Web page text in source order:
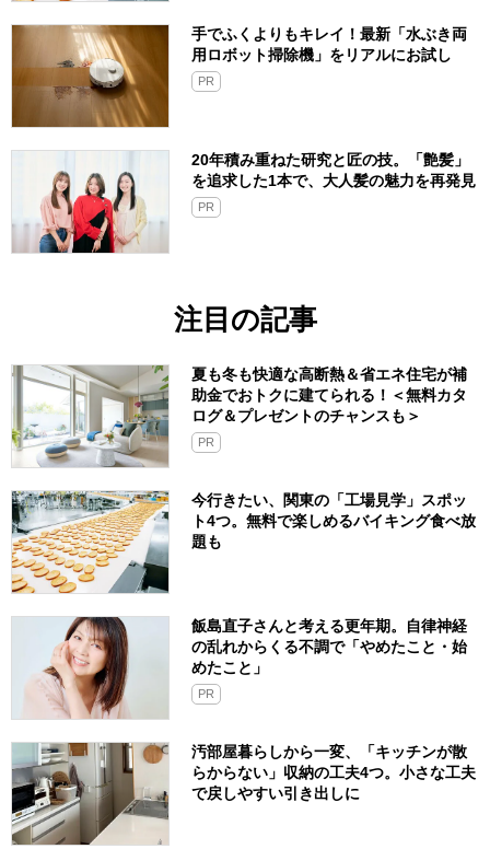
手でふくよりもキレイ！最新「水ぶき両
用ロボット掃除機」をリアルにお試し
PR
20年積み重ねた研究と匠の技。「艶髪」
を追求した1本で、大人髪の魅力を再発見
PR
注目の記事
夏も冬も快適な高断熱＆省エネ住宅が補
助金でおトクに建てられる！＜無料カタ
ログ＆プレゼントのチャンスも＞
PR
今行きたい、関東の「工場見学」スポッ
ト4つ。無料で楽しめるバイキング食べ放
題も
飯島直子さんと考える更年期。自律神経
の乱れからくる不調で「やめたこと・始
めたこと」
PR
汚部屋暮らしから一変、「キッチンが散
らからない」収納の工夫4つ。小さな工夫
で戻しやすい引き出しに